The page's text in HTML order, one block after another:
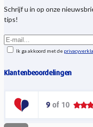
Schrijf u in op onze
tips!
Ik ga akkoord met de
Klantenbeoordelingen